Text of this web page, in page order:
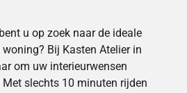
u op zoek naar de ideale
Bij Kasten Atelier in
om uw interieurwensen
slechts 10 minuten rijden